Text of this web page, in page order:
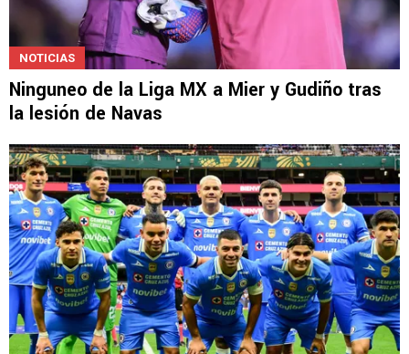
NOTICIAS
Ninguneo de la Liga MX a Mier y Gudiño tras
la lesión de Navas